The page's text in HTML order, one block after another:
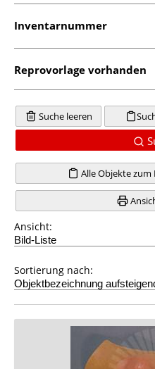
Inventarnummer
Reprovorlage vorhanden
Suche leeren
Alle Objekte
Ansicht:
Sortierung nach: